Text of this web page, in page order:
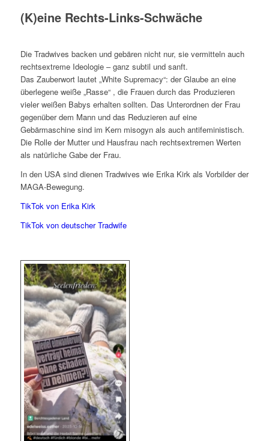
(K)eine Rechts-Links-Schwäche
Die Tradwives backen und gebären nicht nur, sie vermitteln auch
rechtsextreme Ideologie – ganz subtil und sanft.
Das Zauberwort lautet „White Supremacy“: der Glaube an eine
überlegene weiße „Rasse“ , die Frauen durch das Produzieren
vieler weißen Babys erhalten sollten. Das Unterordnen der Frau
gegenüber dem Mann und das Reduzieren auf eine
Gebärmaschine sind im Kern misogyn als auch antifeministisch.
Die Rolle der Mutter und Hausfrau nach rechtsextremen Werten
als natürliche Gabe der Frau.
In den USA sind dienen Tradwives wie Erika Kirk als Vorbilder der
MAGA-Bewegung.
TikTok von Erika Kirk
TikTok von deutscher Tradwife